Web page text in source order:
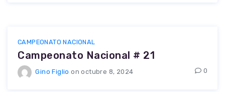
CAMPEONATO NACIONAL
Campeonato Nacional # 21
Gino Figlio on octubre 8, 2024 0